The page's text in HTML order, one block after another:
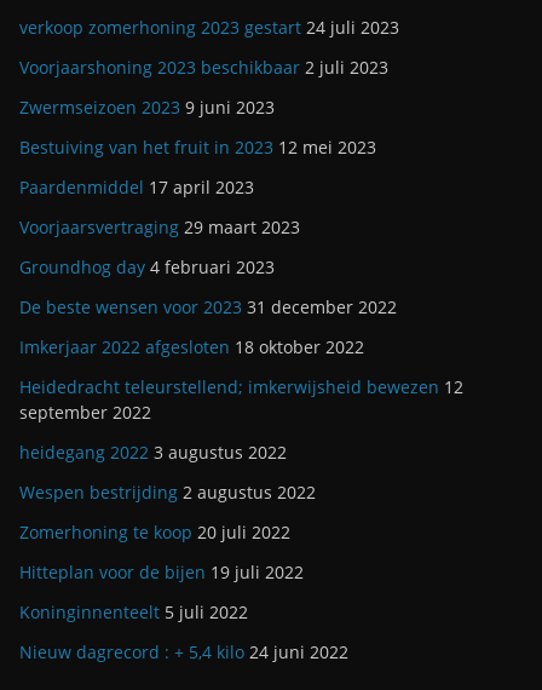
verkoop zomerhoning 2023 gestart 24 juli 2023
Voorjaarshoning 2023 beschikbaar 2 juli 2023
Zwermseizoen 2023 9 juni 2023
Bestuiving van het fruit in 2023 12 mei 2023
Paardenmiddel 17 april 2023
Voorjaarsvertraging 29 maart 2023
Groundhog day 4 februari 2023
De beste wensen voor 2023 31 december 2022
Imkerjaar 2022 afgesloten 18 oktober 2022
Heidedracht teleurstellend; imkerwijsheid bewezen 12
september 2022
heidegang 2022 3 augustus 2022
Wespen bestrijding 2 augustus 2022
Zomerhoning te koop 20 juli 2022
Hitteplan voor de bijen 19 juli 2022
Koninginnenteelt 5 juli 2022
Nieuw dagrecord : + 5,4 kilo 24 juni 2022